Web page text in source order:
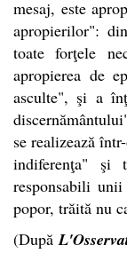
mesaj, este
apropierilor":
toate forţele
apropierea de
asculte", şi a
se realizează
indiferenţa" şi
responsabili
popor, trăită nu
(După